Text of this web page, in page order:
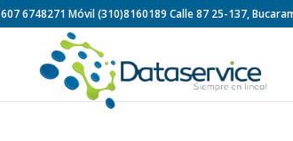
607 6748271 Móvil (310)8160189 Calle 87 25-137,